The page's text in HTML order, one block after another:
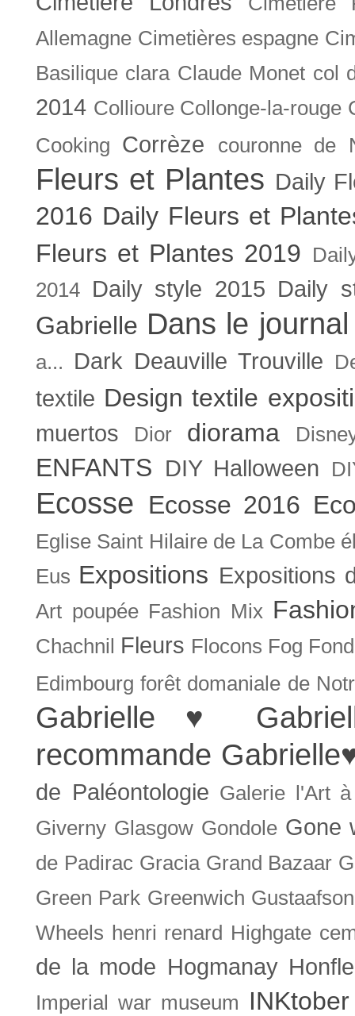
Allemagne Cimetières espagne
Basilique clara Claude Monet col
2014 Collioure Collonge-la-rouge
Cooking
Corrèze couronne de
Fleurs et Plantes Daily
2016 Daily Fleurs et
Fleurs et Plantes 2019
2014
Daily style 2015 Daily
Gabrielle Dans le journal
a... Dark Deauville Trouville
textile Design textile
muertos Dior diorama
ENFANTS DIY Halloween
Ecosse Ecosse 2016
Eglise Saint Hilaire de La Combe
Eus Expositions Expositions
Art poupée Fashion Mix
Chachnil Fleurs Flocons Fog
Edimbourg forêt domaniale de
Gabrielle ♥
recommande
de Paléontologie Galerie l'Art
Giverny Glasgow Gondole Gone
de Padirac Gracia Grand Bazaar
Green Park Greenwich Gustaafson
Wheels henri renard Highgate
de la mode Hogmanay
Imperial war museum INKtober